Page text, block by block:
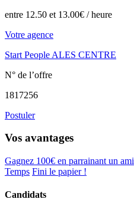
entre 12.50 et 13.00€ / heure
Votre agence
Start People ALES CENTRE
N° de l’offre
1817256
Postuler
Vos avantages
Gagnez 100€ en parrainant un ami
Temps Fini le papier !
Candidats